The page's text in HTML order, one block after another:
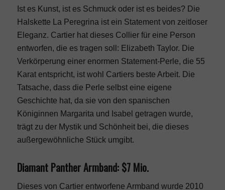
Ist es Kunst, ist es Schmuck oder ist es beides? Die
Halskette La Peregrina ist ein Statement von zeitloser
Eleganz. Cartier hat dieses Collier für eine Person
entworfen, die es tragen soll: Elizabeth Taylor. Die
Verkörperung einer enormen Statement-Perle, die 55
Karat entspricht, ist wohl Cartiers beste Arbeit. Die
Tatsache, dass die Perle selbst eine eigene
Geschichte hat, da sie von den spanischen
Königinnen Margarita und Isabel getragen wurde,
trägt zu der Mystik und Schönheit bei, die dieses
außergewöhnliche Stück umgibt.
Diamant Panther Armband: $7 Mio.
Dieses von Cartier entworfene Armband wurde 2010